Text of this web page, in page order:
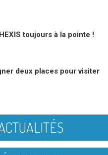
toujours à la pointe !
deux places pour visiter